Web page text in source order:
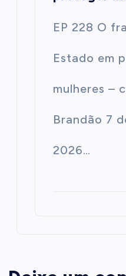
EP 228 O
Estado em
mulheres –
Brandão 7
2026…